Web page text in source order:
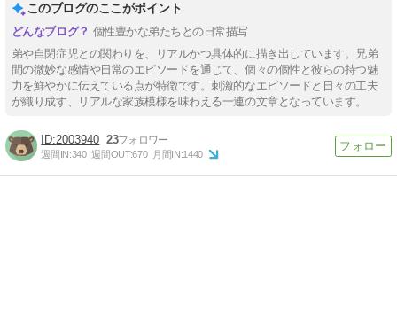
このブログのここがポイント
個性豊かな弟たちとの日常描写
弟や自閉症児との関わりを、リアルかつ具体的に描き出しています。兄弟
間の微妙な感情や日常のエピソードを通じて、個々の個性と彼らの持つ魅
力を鮮やかに伝えている点が特徴です。刺激的なエピソードと日々の工夫
が織り成す、リアルな家族模様を味わえる一連の文章となっています。
2003940 23
週間IN:340 週間OUT:670 月間IN:1440